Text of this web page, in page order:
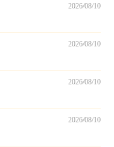
2026/08/10
2026/08/10
2026/08/10
2026/08/10